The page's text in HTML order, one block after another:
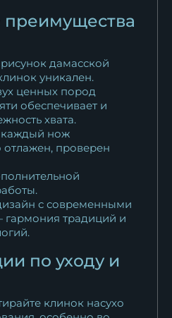
дамасской
уникален.
ценных пород
обеспечивает и
хвата.
каждый нож
проверен
с современными
традиций и
по уходу и
клинок насухо